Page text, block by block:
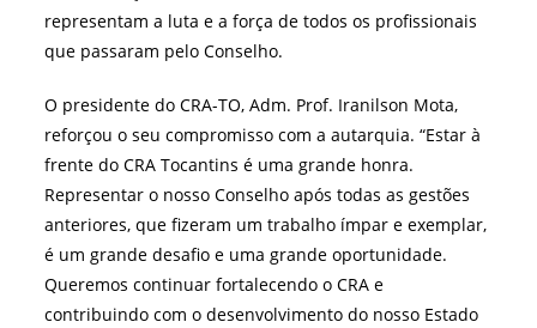
representam a luta e a força de todos os profissionais
que passaram pelo Conselho.
O presidente do CRA-TO, Adm. Prof. Iranilson Mota,
reforçou o seu compromisso com a autarquia. “Estar à
frente do CRA Tocantins é uma grande honra.
Representar o nosso Conselho após todas as gestões
anteriores, que fizeram um trabalho ímpar e exemplar,
é um grande desafio e uma grande oportunidade.
Queremos continuar fortalecendo o CRA e
contribuindo com o desenvolvimento do nosso Estado